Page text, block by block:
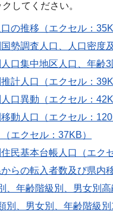
してください。
の推移（エクセル：
勢調査人口、人口密度
口集中地区人口、年齢
計人口（エクセル：
口異動（エクセル：
動人口（エクセル：
エクセル：37KB）
民基本台帳人口（エク
らの転入者数及び県内
、年齢階級別、男女別
別、男女別、年齢階級